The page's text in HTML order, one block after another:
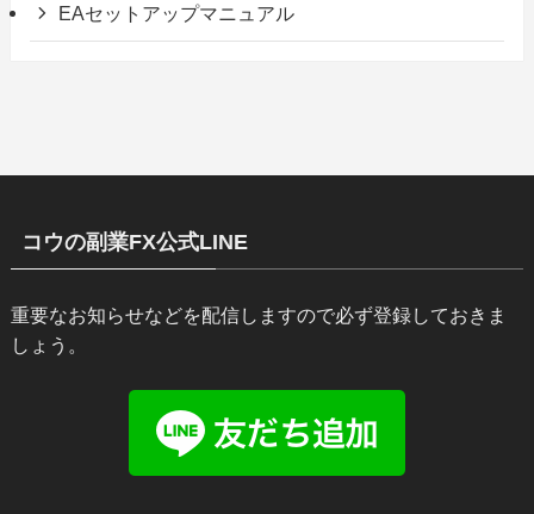
EAセットアップマニュアル
コウの副業FX公式LINE
重要なお知らせなどを配信しますので必ず登録しておきま
しょう。